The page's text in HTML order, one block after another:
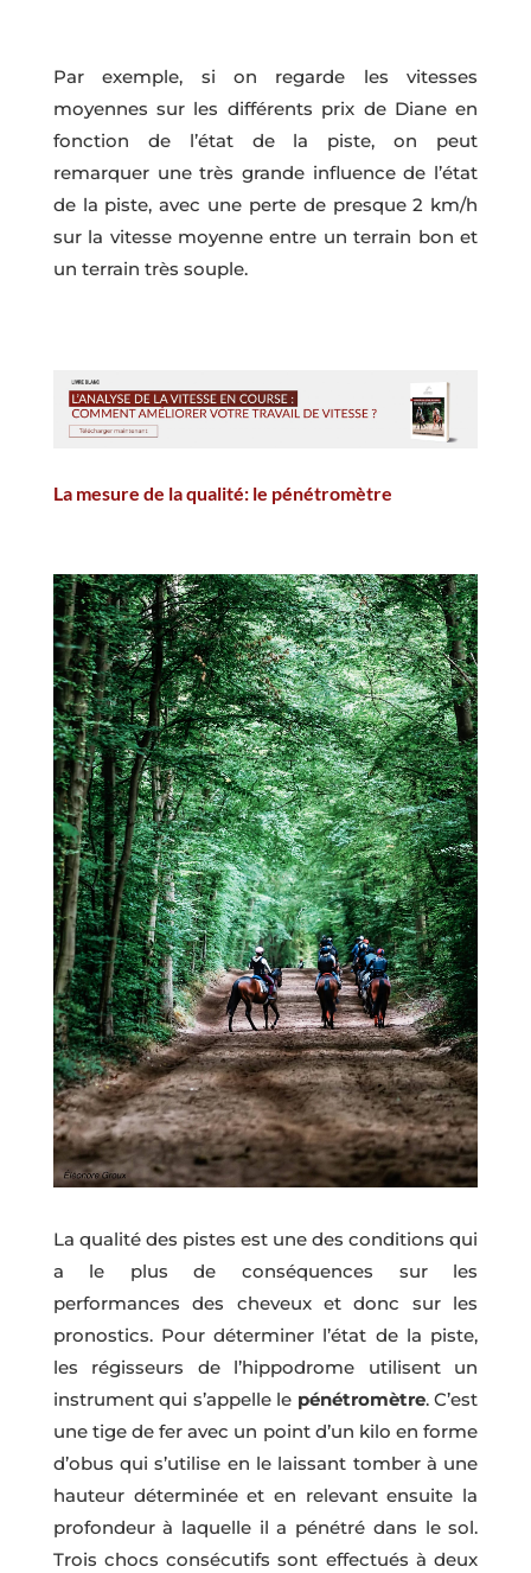
Par exemple, si on regarde les vitesses
moyennes sur les différents prix de Diane en
fonction de l’état de la piste, on peut
remarquer une très grande influence de l’état
de la piste, avec une perte de presque 2 km/h
sur la vitesse moyenne entre un terrain bon et
un terrain très souple.
La mesure de la qualité: le pénétromètre
La qualité des pistes est une des conditions qui
a le plus de conséquences sur les
performances des cheveux et donc sur les
pronostics. Pour déterminer l’état de la piste,
les régisseurs de l’hippodrome utilisent un
instrument qui s’appelle le pénétromètre. C’est
une tige de fer avec un point d’un kilo en forme
d’obus qui s’utilise en le laissant tomber à une
hauteur déterminée et en relevant ensuite la
profondeur à laquelle il a pénétré dans le sol.
Trois chocs consécutifs sont effectués à deux